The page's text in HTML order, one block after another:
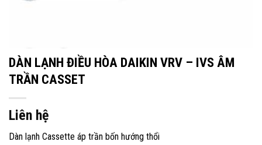
DÀN LẠNH ĐIỀU HÒA DAIKIN VRV – IVS ÂM
TRẦN CASSET
Liên hệ
Dàn lạnh Cassette áp trần bốn hướng thổi